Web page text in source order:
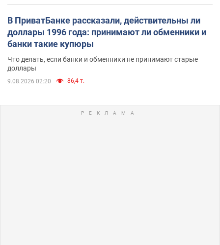
В ПриватБанке рассказали, действительны ли
доллары 1996 года: принимают ли обменники и
банки такие купюры
Что делать, если банки и обменники не принимают старые
доллары
9.08.2026 02:20 86,4 т.